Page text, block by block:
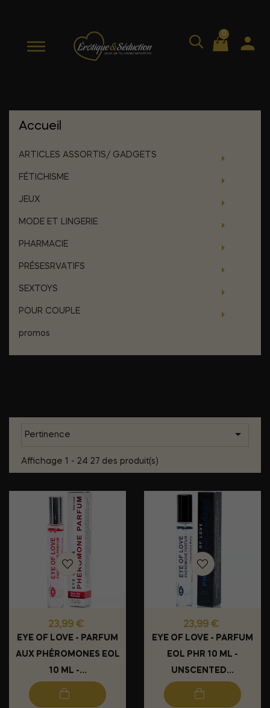
0
Accueil
ARTICLES ASSORTIS/ GADGETS
FÉTICHISME
JEUX
MODE ET LINGERIE
PHARMACIE
PRÉSESRVATIFS
SEXTOYS
POUR COUPLE
promos
Pertinence 
Affichage 1 - 24 27 des produit(s)
Prix
23,99 €
EYE OF LOVE - PARFUM
AUX PHÉROMONES EOL
10 ML -...
Prix
23,99 €
EYE OF LOVE - PARFUM
EOL PHR 10 ML -
UNSCENTED...